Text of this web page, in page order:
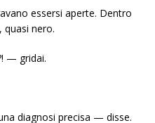
essersi aperte. Dentro
quasi nero.
— gridai.
diagnosi precisa — disse.